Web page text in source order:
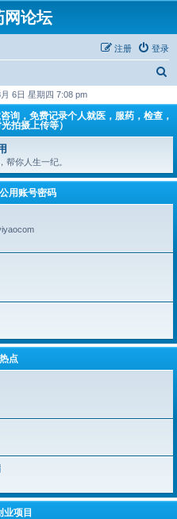
网论坛
登录
注册
6日 星期四 7:08 pm
询，免费记录个人就医，服药，检查，
拍摄上传等）
帮你人生一纪。
用账号密码
点
业项目